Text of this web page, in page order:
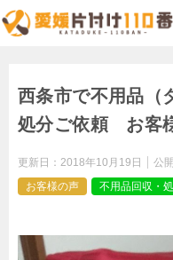
西条市で不用品（
処分ご依頼 お客
更新日： 2018年10月19日 公
お客様の声
不用品回収・